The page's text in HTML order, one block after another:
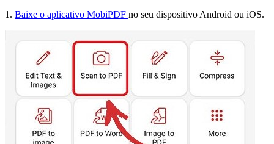
1. Baixe o aplicativo MobiPDF no seu dispositivo Android ou iOS.